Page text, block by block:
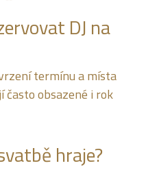
DJ na
termínu a místa
obsazené i rok
hraje?